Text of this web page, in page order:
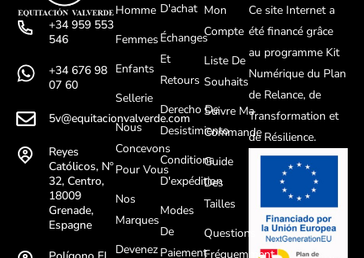
+34 959 553
546
+34 676 98
07 60
5v@equitacionvalverde.com
Reyes
Católicos, Nº
32, Centro,
18009
Grenade,
Espagne
Homme
Femmes
Enfants
Sellerie
Nous
Concevons
Pour Vous
Nos
Marques
Devenez
D'achat
Échanges
Et
Retours
Derecho De
Desistimiento
Conditions
D'expédition
Modes
De
Paiement
Mon
Compte
Liste De
Souhaits
Suivre Ma
Commande
Guide
Des
Tailles
Questions
Fréquemment
Ce site Internet a
été financé grâce
au programme Kit
Numérique du Plan
de Relance, de
Transformation et
de Résilience.